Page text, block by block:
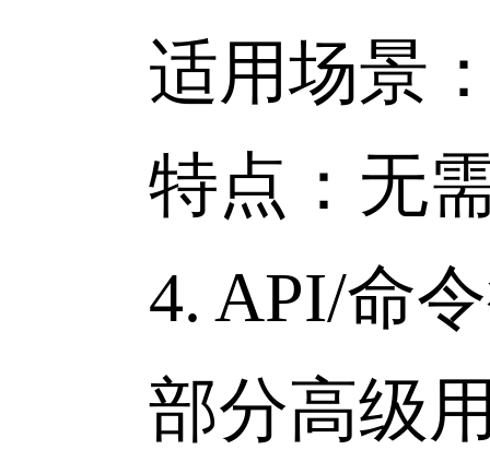
适用场景：
特点：无需
4. API/命令
部分高级用